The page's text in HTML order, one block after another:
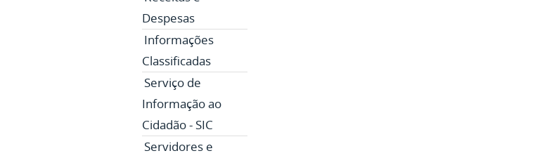
Despesas
Informações
Classificadas
Serviço de
Informação ao
Cidadão - SIC
Servidores e